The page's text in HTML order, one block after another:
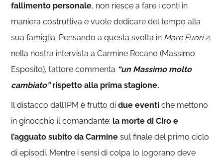
fallimento personale, non riesce a fare i conti in
maniera costruttiva e vuole dedicare del tempo alla
sua famiglia. Pensando a questa svolta in Mare Fuori 2,
nella nostra intervista a Carmine Recano (Massimo
Esposito), l’attore commenta “un Massimo molto
cambiato”rispetto alla prima stagione.
Il distacco dall’IPM è frutto didue eventi che mettono
in ginocchio il comandante: la morte di Ciro e
l’agguato subito da Carmine sul finale del primo ciclo
di episodi. Mentre i sensi di colpa lo logorano deve